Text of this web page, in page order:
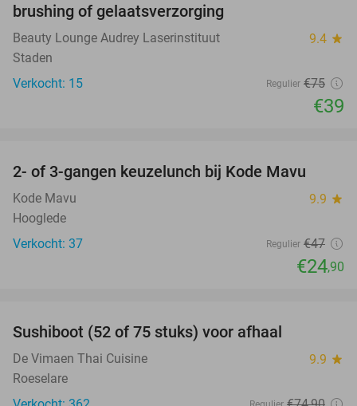
brushing of gelaatsverzorging
Beauty Lounge Audrey Laserinstituut 9.4 star
Staden
Verkocht: 15
Regulier €75
€39
2- of 3-gangen keuzelunch bij Kode Mavu
Kode Mavu 9.9 star
Hooglede
Verkocht: 37
Regulier €47
€24,90
Sushiboot (52 of 75 stuks) voor afhaal
De Vimaen Thai Cuisine 9.9 star
Roeselare